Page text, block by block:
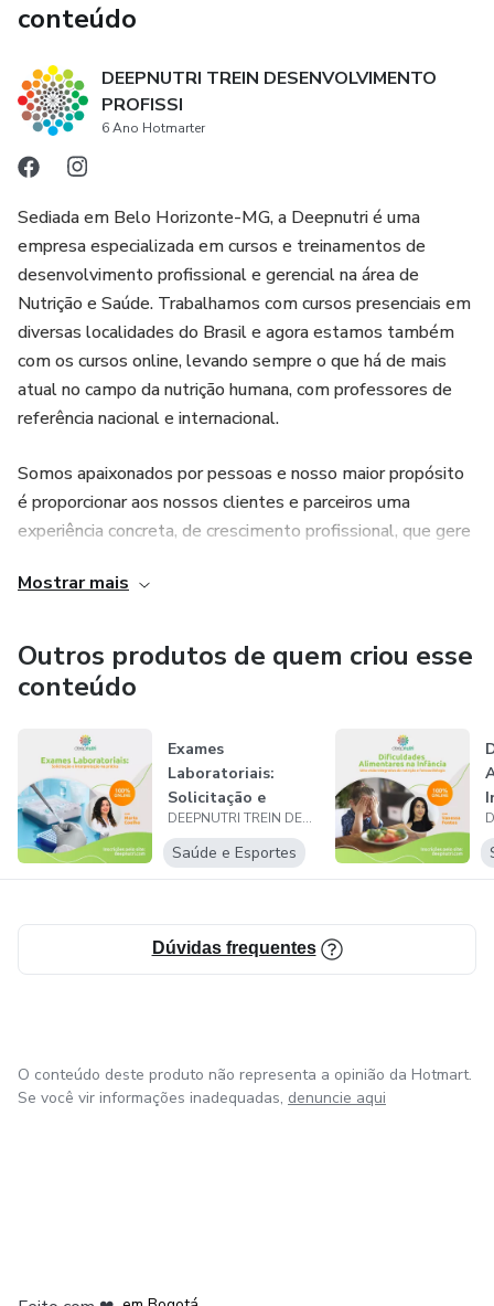
conteúdo
DEEPNUTRI TREIN DESENVOLVIMENTO
PROFISSI
6 Ano Hotmarter
Sediada em Belo Horizonte-MG, a Deepnutri é uma
empresa especializada em cursos e treinamentos de
desenvolvimento profissional e gerencial na área de
Nutrição e Saúde. Trabalhamos com cursos presenciais em
diversas localidades do Brasil e agora estamos também
com os cursos online, levando sempre o que há de mais
atual no campo da nutrição humana, com professores de
referência nacional e internacional.
Somos apaixonados por pessoas e nosso maior propósito
é proporcionar aos nossos clientes e parceiros uma
experiência concreta, de crescimento profissional, que gere
profissional da nutrição. Acreditamos no poder
estabelecem em nossos cursos.
Apostamos fortemente na valorização da profissão do
nutricionista, cuja missão é das mais relevantes para o bem
estar e saúde humana.
Buscamos assim, o aprimoramento constante dos nossos
cursos e treinamentos, trazendo profissionais altamente
qualificados e atualizados com o que há de mais atual no
Mostrar mais
Outros produtos de quem criou esse
conteúdo
Exames
Laboratoriais:
Solicitação e
Interpretação na
Prática
DEEPNUTRI TREIN DESENVOLVIMENTO PROFISSI
Saúde e Esportes
Dúvidas frequentes
O conteúdo deste produto não representa a opinião da Hotmart.
Se você vir informações inadequadas, denuncie aqui